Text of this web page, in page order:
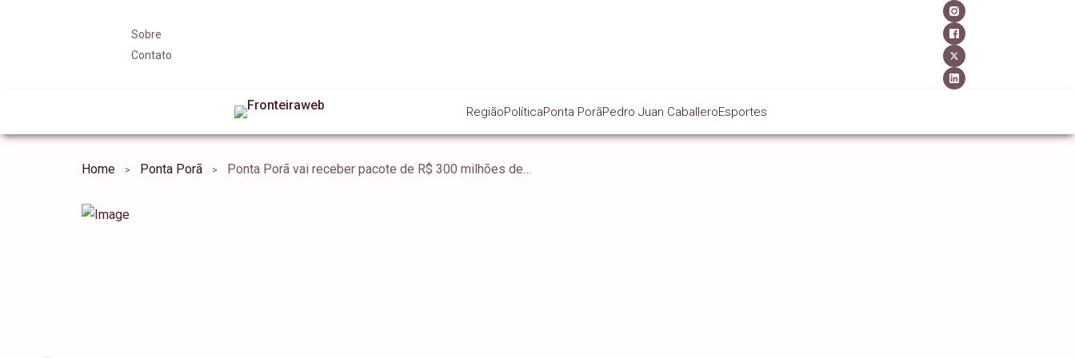
Sobre
Contato
RegiãoPolíticaPonta PorãPedro Juan CaballeroEsportes
Home Ponta Porã Ponta Porã vai receber pacote de R$ 300 milhões de investimentos